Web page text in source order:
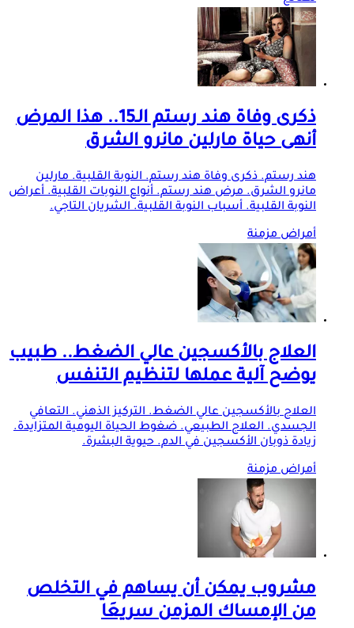
ذكرى وفاة هند رستم الـ15.. هذا المرض
أنهى حياة مارلين مانرو الشرق
هند رستم. ذكرى وفاة هند رستم. النوبة القلبية. مارلين
مانرو الشرق. مرض هند رستم. أنواع النوبات القلبية. أعراض
النوبة القلبية. أسباب النوبة القلبية. الشريان التاجي.
أمراض مزمنة
العلاج بالأكسجين عالي الضغط.. طبيب
يوضح آلية عملها لتنظيم التنفس
العلاج بالأكسجين عالي الضغط. التركيز الذهني. التعافي
الجسدي. العلاج الطبيعي. ضغوط الحياة اليومية المتزايدة.
زيادة ذوبان الأكسجين في الدم. حيوية البشرة.
أمراض مزمنة
مشروب يمكن أن يساهم في التخلص
من الإمساك المزمن سريعَا